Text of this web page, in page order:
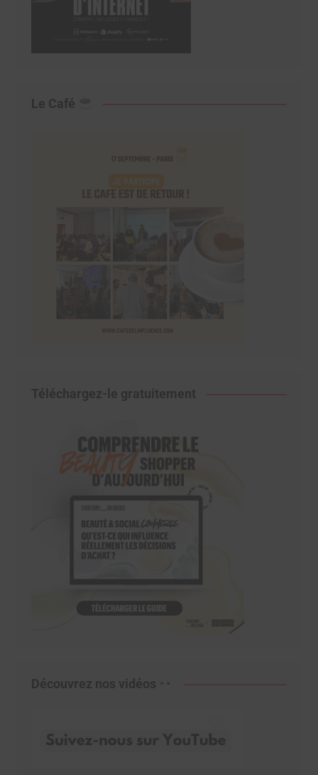
Le Café
Téléchargez-le gratuitement
Découvrez nos vidéos